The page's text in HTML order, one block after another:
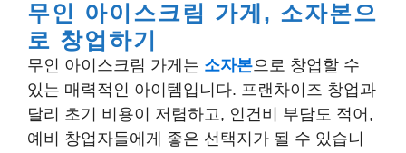
무인 아이스크림 가게, 소자본으
로 창업하기
무인 아이스크림 가게는 소자본으로 창업할 수
있는 매력적인 아이템입니다. 프랜차이즈 창업과
달리 초기 비용이 저렴하고, 인건비 부담도 적어,
예비 창업자들에게 좋은 선택지가 될 수 있습니